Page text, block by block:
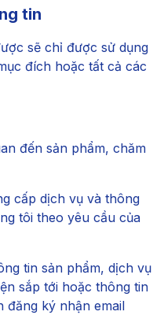
tin
sẽ chỉ được sử dụng
đích hoặc tất cả các
đến sản phẩm, chăm
cấp dịch vụ và thông
tôi theo yêu cầu của
tin sản phẩm, dịch vụ
sắp tới hoặc thông tin
đăng ký nhận email